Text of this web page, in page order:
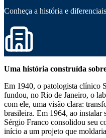
Conheça a história e
Uma história construída
Em 1940, o patologista clínico
fundou, no Rio de Janeiro, o
com ele, uma visão clara:
brasileira. Em 1964, ao instalar
Sérgio Franco consolidou seu
início a um projeto que